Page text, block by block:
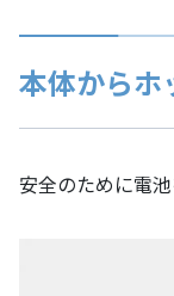
本体からホ
安全のために電